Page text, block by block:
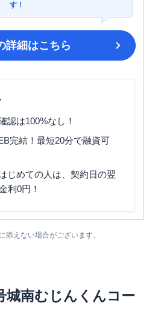
す！
詳細はこちら
認は100%なし！
完結！最短20分で融資可
じめての人は、契約日の翌
利0円！
添えない場合がございます。
城南むじんくんコー